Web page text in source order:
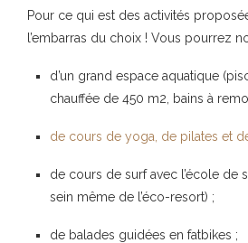
Pour ce qui est des activités
l’embarras du choix ! Vous pourrez
d’un grand espace aquatique
chauffée de 450 m2, bains à
de cours de yoga, de pilates et
de cours de surf avec l’école de
sein même de l’éco-resort) ;
de balades guidées en fatbikes ;